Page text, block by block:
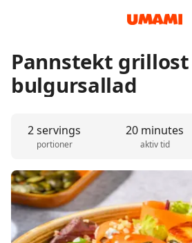
Pannstekt grillost
bulgursallad
2 servings
portioner
20 minutes
aktiv tid